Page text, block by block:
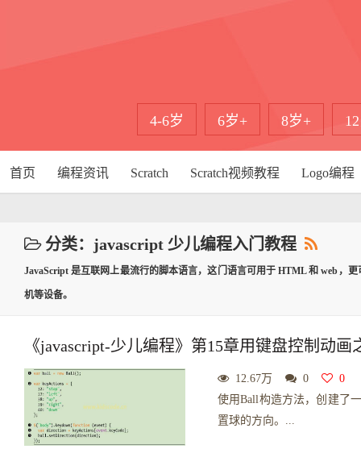
4-6岁 6岁+ 8岁+
首页 编程资讯 Scratch Scratch视频教程 Logo编程
分类：javascript 少儿编程入门教程
JavaScript 是互联网上最流行的脚本语言，这门语言可用于 HTML 和 web，
机等设备。
《javascript-少儿编程》第15章用键盘控制动
12.67万 0 0
使用Ball构造方法，创建了
置球的方向。...